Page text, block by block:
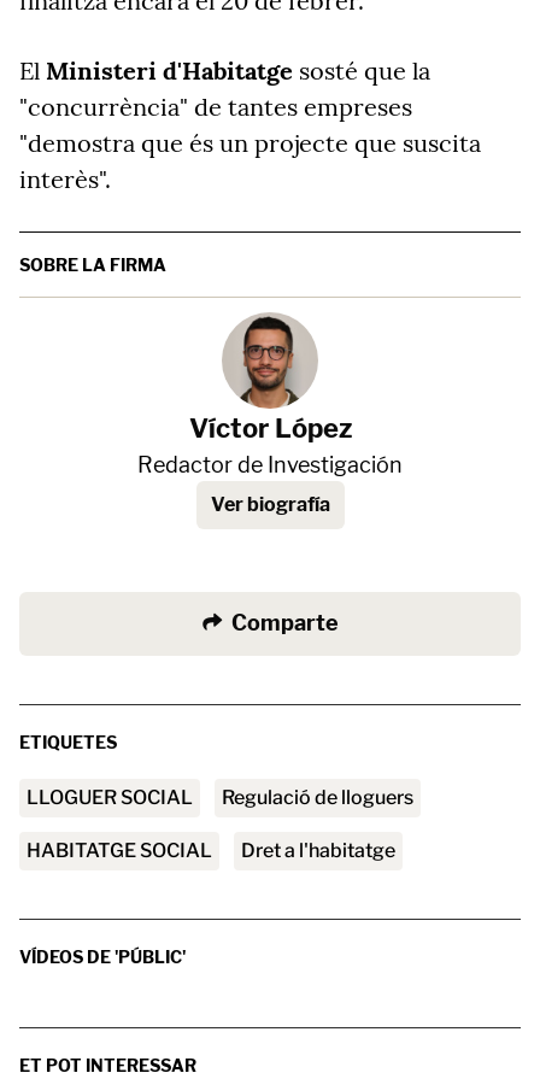
El Ministeri d'Habitatge sosté que la
"concurrència" de tantes empreses
"demostra que és un projecte que suscita
interès".
SOBRE LA FIRMA
Víctor López
Redactor de Investigación
Ver biografía
Comparte
ETIQUETES
LLOGUER SOCIAL regulació de lloguers
HABITATGE SOCIAL Dret a l'habitatge
VÍDEOS DE 'PÚBLIC'
ET POT INTERESSAR